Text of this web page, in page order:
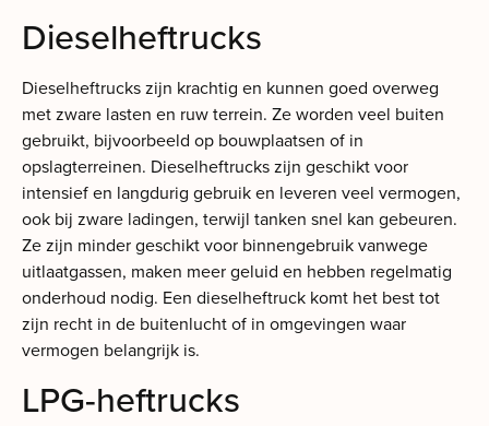
Dieselheftrucks
Dieselheftrucks zijn krachtig en kunnen goed overweg
met zware lasten en ruw terrein. Ze worden veel buiten
gebruikt, bijvoorbeeld op bouwplaatsen of in
opslagterreinen. Dieselheftrucks zijn geschikt voor
intensief en langdurig gebruik en leveren veel vermogen,
ook bij zware ladingen, terwijl tanken snel kan gebeuren.
Ze zijn minder geschikt voor binnengebruik vanwege
uitlaatgassen, maken meer geluid en hebben regelmatig
onderhoud nodig. Een dieselheftruck komt het best tot
zijn recht in de buitenlucht of in omgevingen waar
vermogen belangrijk is.
LPG-heftrucks